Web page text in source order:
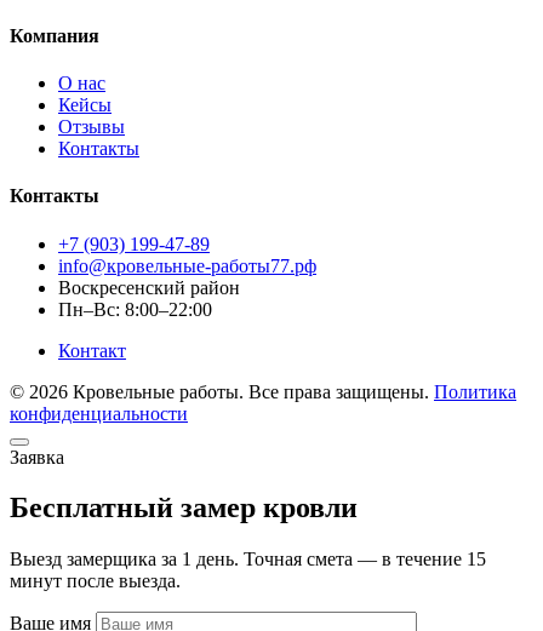
Компания
О нас
Кейсы
Отзывы
Контакты
Контакты
+7 (903) 199-47-89
info@кровельные-работы77.рф
Воскресенский район
Пн–Вс: 8:00–22:00
Контакт
© 2026 Кровельные работы. Все права защищены. Политика
конфиденциальности
Заявка
Бесплатный замер кровли
Выезд замерщика за 1 день. Точная смета — в течение 15
минут после выезда.
Ваше имя